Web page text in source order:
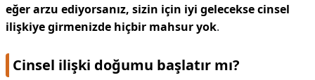
eğer arzu ediyorsanız, sizin için iyi gelecekse cinsel
ilişkiye girmenizde hiçbir mahsur yok.
Cinsel ilişki doğumu başlatır mı?